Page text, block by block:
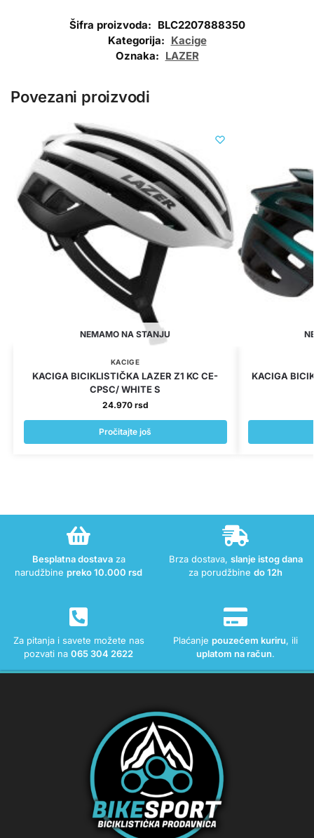
Šifra proizvoda: BLC2207888350
Kategorija: Kacige
Oznaka: LAZER
Povezani proizvodi
NEMAMO NA STANJU
KACIGE
KACIGA BICIKLISTIČKA LAZER Z1 KC CE-
CPSC/ WHITE S
24.970 rsd
Pročitajte još
KACIGA
Besplatna dostavaza
narudžbine preko 10.000 rsd
Brza dostava, slanje istog dana
za porudžbine do 12h
Za pitanja i savete možete nas
pozvati na 065 304 2622
Plaćanje pouzećem kuriru, ili
uplatom na račun.